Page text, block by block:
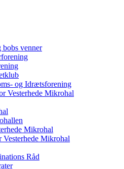
bobs venner
og Idrætsforening
Vesterhede Mikrohal
Mikrohal
Vesterhede Mikrohal
Råd